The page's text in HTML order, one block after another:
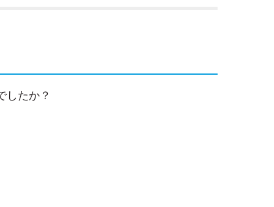
したか？